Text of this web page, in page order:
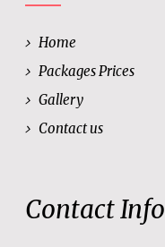
Home
Packages Prices
Gallery
Contact us
Contact Info